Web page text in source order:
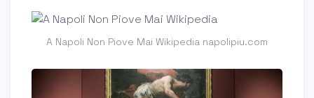
A Napoli Non Piove Mai Wikipedia napolipiu.com